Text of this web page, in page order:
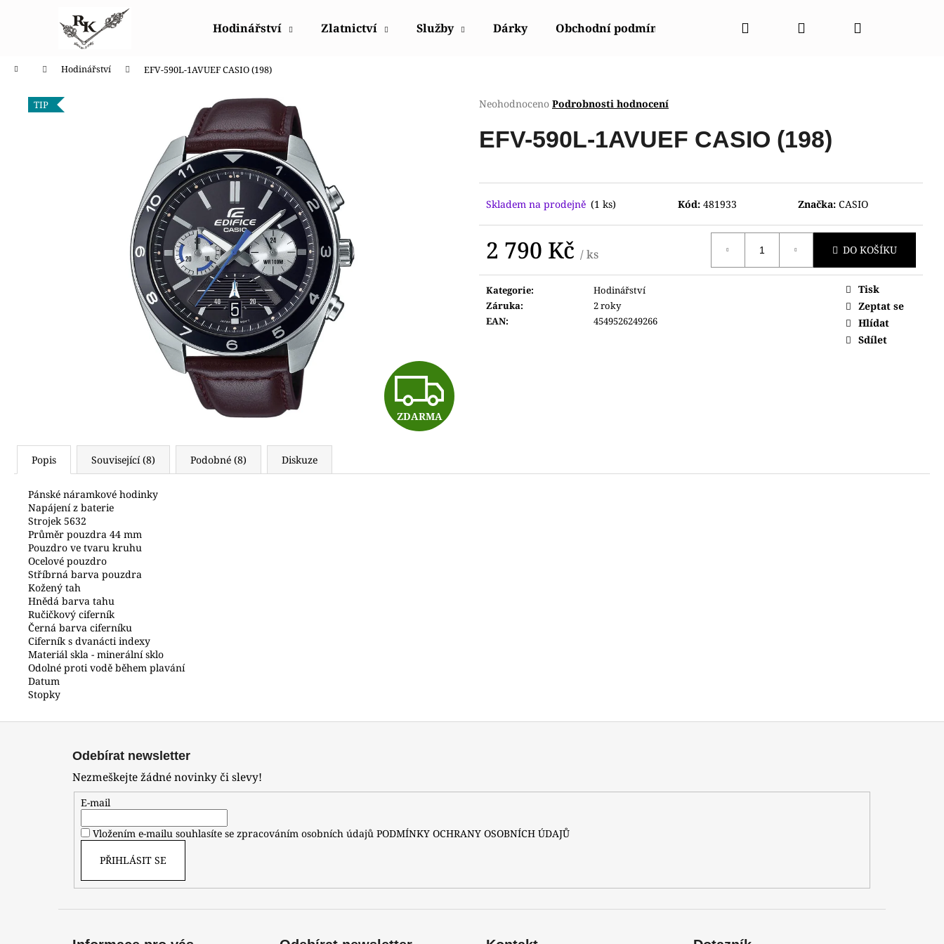
Hodinářství Zlatnictví Služby Dárky Obchodní podmínky Napište nám Kontakty
Hledat PřihlášeníNákupní
Domů Hodinářství EFV-590L-1AVUEF CASIO (198)
Průměrné
produktu
je
5
Neohodnoceno Podrobnosti hodnocení
EFV-590L-1AVUEF CASIO (198)
Skladem na prodejně (1 ks) Kód: 481933 Značka:CASIO
2 790 Kč / ks DO KOŠÍKU
Kategorie:
Hodinářství
Záruka:
2 roky
EAN: 4549526249266
Tisk
Zeptat se
Hlídat
Sdílet
TIP
Z
D
A
ZDARMA
Popis Související (8) Podobné (8) Diskuze
Pánské náramkové hodinky
Napájení z baterie
Strojek 5632
Průměr pouzdra 44 mm
Pouzdro ve tvaru kruhu
Ocelové pouzdro
Stříbrná barva pouzdra
Kožený tah
Hnědá barva tahu
Ručičkový ciferník
Černá barva ciferníku
Ciferník s dvanácti indexy
Materiál skla - minerální sklo
Odolné proti vodě během plavání
Datum
Stopky
Zpět
obchodu
Zpět
obchodu
HLEDAT
POLICE PEWGQ0056801
POLICE PEWJK2003440
6 600 Kč
POLICE PEWJG0024402
Odebírat newsletter
Nezmeškejte žádné novinky či slevy!
E-mail
Vložením e-mailu souhlasíte se zpracováním osobních údajů PODMÍNKY OCHRANY OSOBNÍCH ÚDAJŮ
PŘIHLÁSIT SE